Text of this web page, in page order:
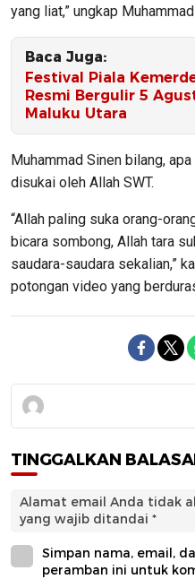
yang liat,” ungkap
Baca Juga:
Festival Piala
Resmi Bergulir 5
Maluku Utara
Muhammad Sinen bilang,
disukai oleh Allah SWT.
“Allah paling suka orang-
bicara sombong, Allah tara
saudara-saudara sekalian,”
potongan video yang
TINGGALKAN
Alamat email Anda tidak
yang wajib ditandai *
Simpan nama, email,
peramban ini untuk